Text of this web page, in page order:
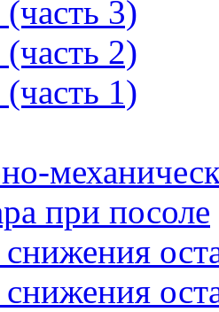
3)
2)
1)
при посоле